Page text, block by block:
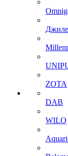
ZOTA
DAB
WILO